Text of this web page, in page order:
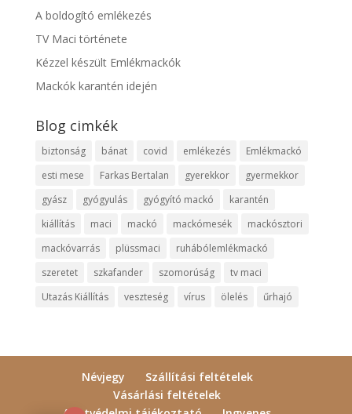
A boldogító emlékezés
TV Maci története
Kézzel készült Emlékmackók
Mackók karantén idején
Blog cimkék
biztonság bánat covid emlékezés
Emlékmackó
esti mese
Farkas Bertalan gyerekkor
gyermekkor
gyász
gyógyulás gyógyító mackó
karantén
kiállítás
maci mackó mackómesék
mackósztori
mackóvarrás
plüssmaci
ruhábólemlékmackó
szeretet
szkafander szomorúság
tv maci
Utazás Kiállítás
veszteség vírus ölelés űrhajó
Névjegy
Szállítási feltételek
Vásárlási feltételek